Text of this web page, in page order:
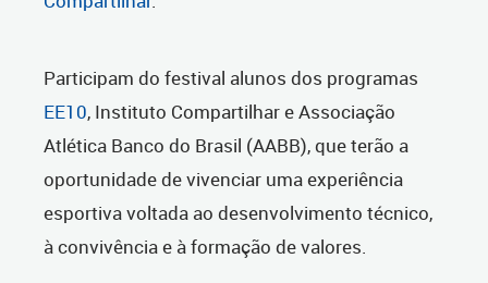
Participam do festival alunos dos programas
EE10, Instituto Compartilhar e Associação
Atlética Banco do Brasil (AABB), que terão a
oportunidade de vivenciar uma experiência
esportiva voltada ao desenvolvimento técnico,
à convivência e à formação de valores.